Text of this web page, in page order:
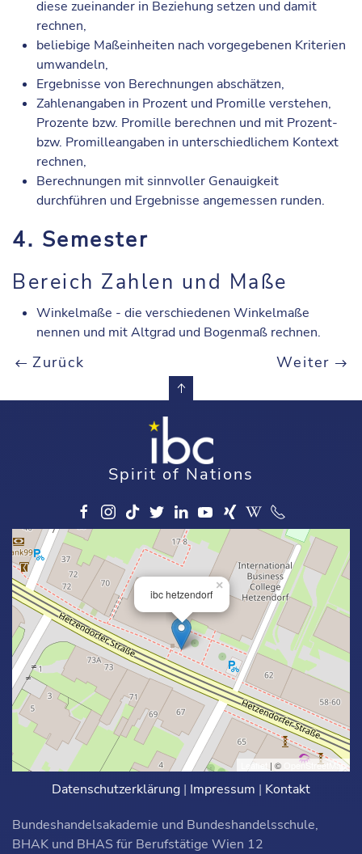
diese zueinander in Beziehung setzen und damit
rechnen,
beliebige Maßeinheiten nach vorgegebenen Kriterien
umwandeln,
Ergebnisse von Berechnungen abschätzen,
Zahlenangaben in Prozent und Promille verstehen,
Prozente bzw. Promille berechnen und mit Prozent-
bzw. Promilleangaben in unterschiedlichem Kontext
rechnen,
Berechnungen mit sinnvoller Genauigkeit
durchführen und Ergebnisse angemessen runden.
4. Semester
Bereich Zahlen und Maße
Winkelmaße - die verschiedenen Winkelmaße
nennen und mit Altgrad und Bogenmaß rechnen.
Zurück Weiter
Spirit of Nations
ibc hetzendorf
×
Leaflet | © OpenStreetMap
Datenschutzerklärung | Impressum | Kontakt
Bundeshandelsakademie und Bundeshandelsschule,
BHAK und BHAS für Berufstätige Wien 12